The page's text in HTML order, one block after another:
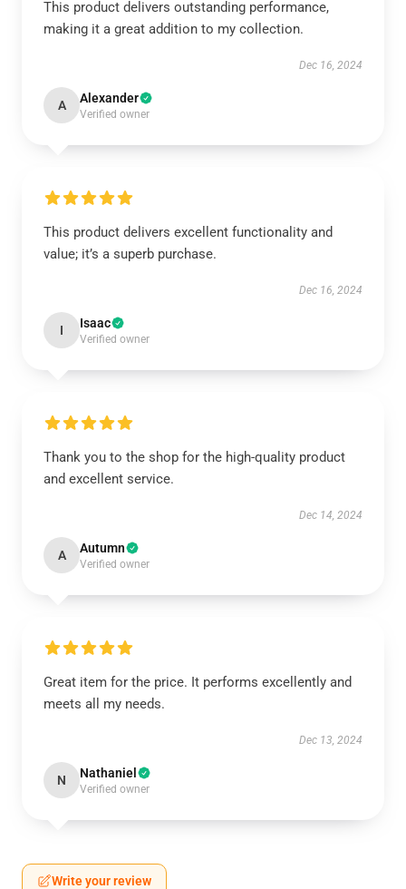
This product delivers outstanding performance,
making it a great addition to my collection.
Dec 16, 2024
A Alexander
Verified owner
This product delivers excellent functionality and
value; it’s a superb purchase.
Dec 16, 2024
I Isaac
Verified owner
Thank you to the shop for the high-quality product
and excellent service.
Dec 14, 2024
A Autumn
Verified owner
Great item for the price. It performs excellently and
meets all my needs.
Dec 13, 2024
N Nathaniel
Verified owner
Write your review